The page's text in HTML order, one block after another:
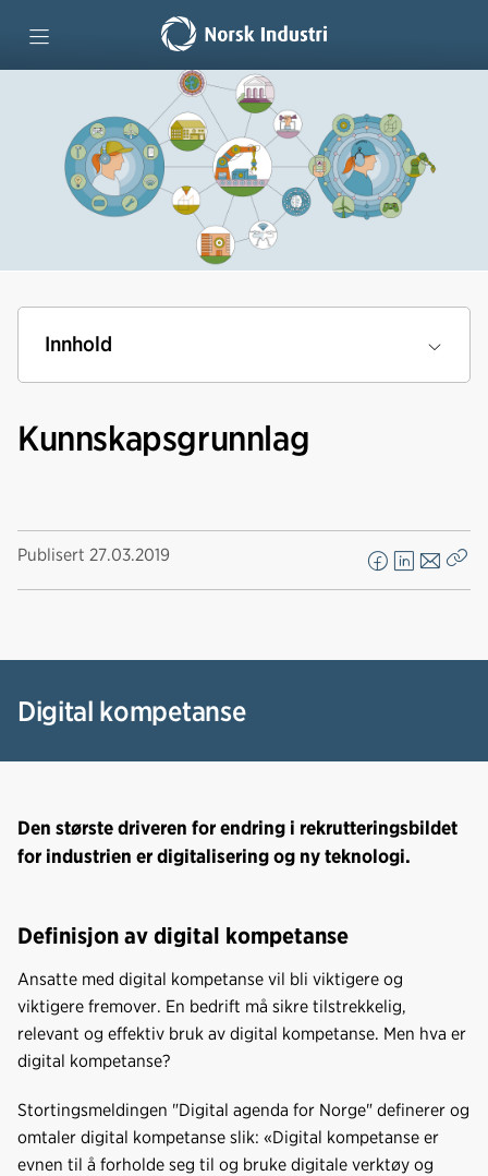
Teknologiutdanninger
Lag kompetansestrategi
Innhold
Kunnskapsgrunnlag
Publisert 27.03.2019
F
a
L
i
E
-
Digital kompetanse
Den største driveren for endring i rekrutteringsbildet
for industrien er digitalisering og ny teknologi.
Definisjon av digital kompetanse
Ansatte med digital kompetanse vil bli viktigere og
viktigere fremover. En bedrift må sikre tilstrekkelig,
relevant og effektiv bruk av digital kompetanse. Men hva er
digital kompetanse?
Stortingsmeldingen "Digital agenda for Norge" definerer og
omtaler digital kompetanse slik: «Digital kompetanse er
evnen til å forholde seg til og bruke digitale verktøy og